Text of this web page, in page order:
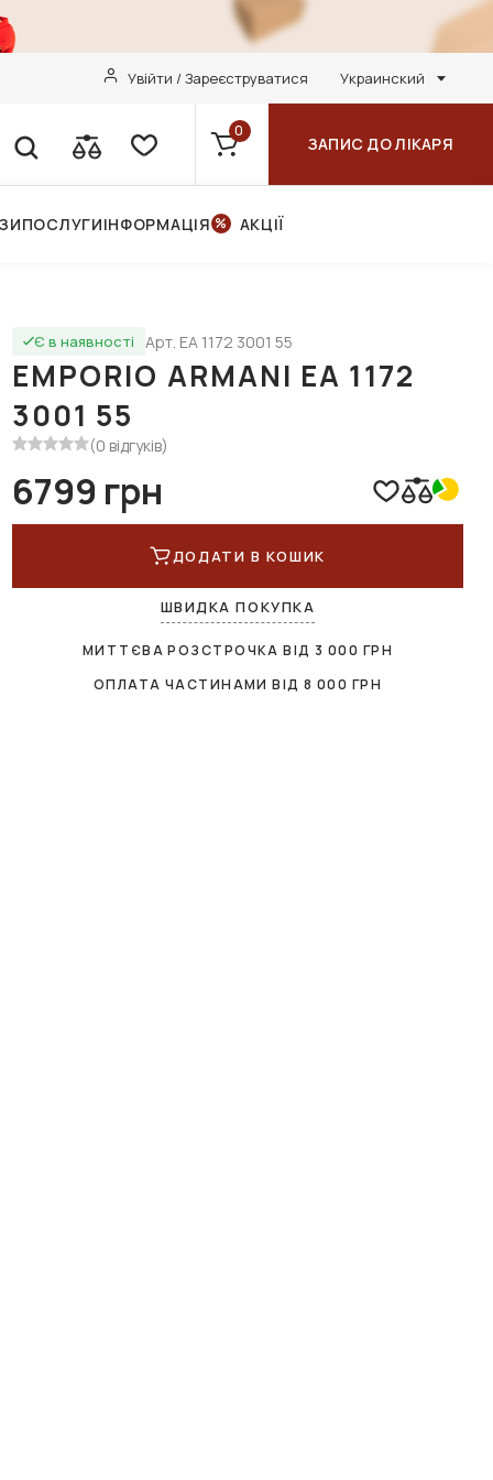
Увійти / Зареєструватися Украинский
0
ЗАПИС ДО ЛІКАРЯ
ПОСЛУГИІНФОРМАЦІЯ АКЦІЇ
Є в наявності Арт. EA 1172 3001 55
EMPORIO ARMANI EA 1172
3001 55
(0 відгуків)
6799 грн
ДОДАТИ В КОШИК
ШВИДКА ПОКУПКА
МИТТЄВА РОЗСТРОЧКА ВІД 3 000 ГРН
ОПЛАТА ЧАСТИНАМИ ВІД8 000 ГРН